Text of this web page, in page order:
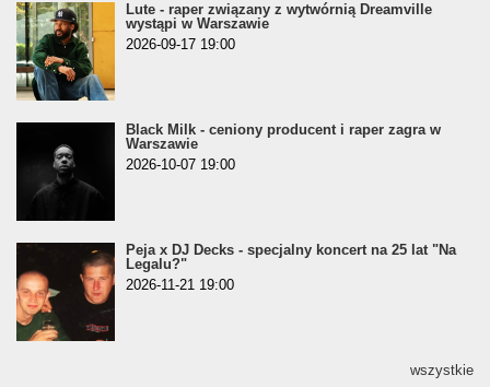
Lute - raper związany z wytwórnią Dreamville
wystąpi w Warszawie
2026-09-17 19:00
Black Milk - ceniony producent i raper zagra w
Warszawie
2026-10-07 19:00
Peja x DJ Decks - specjalny koncert na 25 lat "Na
Legalu?"
2026-11-21 19:00
wszystkie